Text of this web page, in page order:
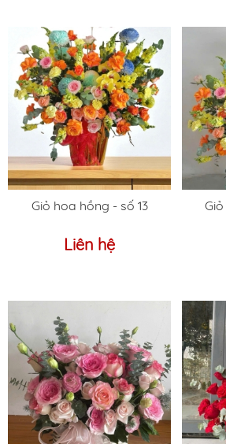
Giỏ hoa hồng - số 13
Liên hệ